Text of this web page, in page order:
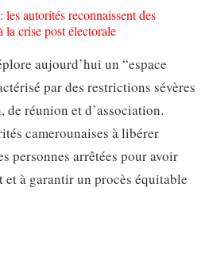
les autorités reconnaissent des
la crise post électorale
aujourd’hui un “espace
par des restrictions sévères
de réunion et d’association.
camerounaises à libérer
personnes arrêtées pour avoir
à garantir un procès équitable